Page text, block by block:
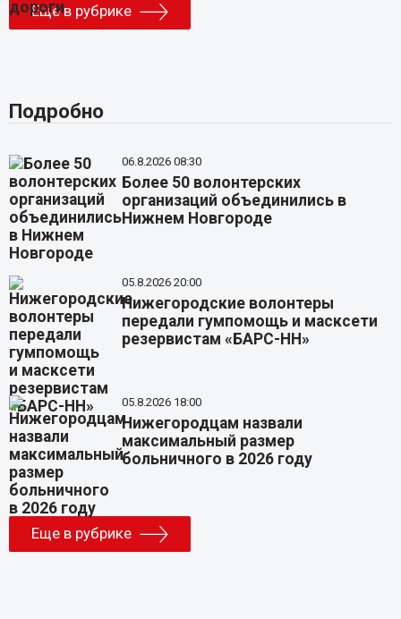
Еще в рубрике
Подробно
06.8.2026 08:30
Более 50 волонтерских
организаций объединились в
Нижнем Новгороде
05.8.2026 20:00
Нижегородские волонтеры
передали гумпомощь и масксети
резервистам «БАРС-НН»
05.8.2026 18:00
Нижегородцам назвали
максимальный размер
больничного в 2026 году
Еще в рубрике